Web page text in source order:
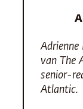
Adrienne
van The
senior-
Atlantic.